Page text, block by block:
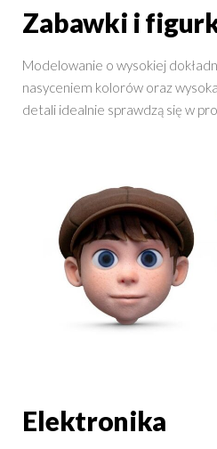
Zabawki i
Modelowanie o wysokiej
nasyceniem kolorów oraz
detali idealnie sprawdzą się w
Elektronika